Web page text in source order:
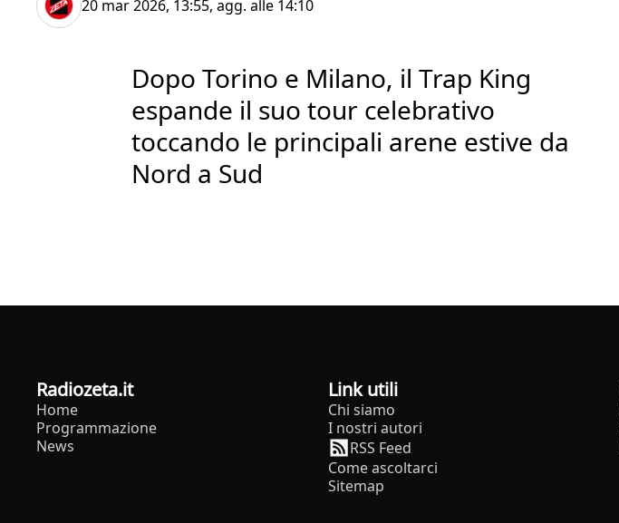
20 mar 2026, 13:55, agg. alle 14:10
Dopo Torino e Milano, il Trap King
espande il suo tour celebrativo
toccando le principali arene estive da
Nord a Sud
radiozeta.it
Home
Programmazione
News
Link utili
Chi siamo
I nostri autori
RSS Feed
Come ascoltarci
Sitemap